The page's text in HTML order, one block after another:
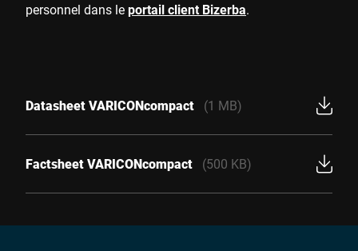
personnel dans leportail client Bizerba.
Datasheet VARICONcompact (1 MB)
Factsheet VARICONcompact (500 KB)